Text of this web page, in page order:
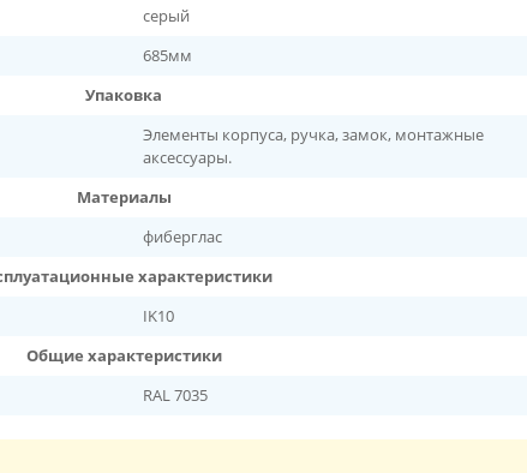
серый
685мм
Упаковка
Элементы корпуса, ручка, замок, монтажные
аксессуары.
Материалы
фиберглас
характеристики
IK10
Общие характеристики
RAL 7035